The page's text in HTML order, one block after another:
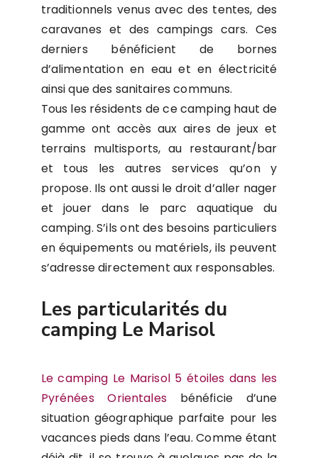
traditionnels venus avec des tentes, des
caravanes et des campings cars. Ces
derniers bénéficient de bornes
d’alimentation en eau et en électricité
ainsi que des sanitaires communs.
Tous les résidents de ce camping haut de
gamme ont accès aux aires de jeux et
terrains multisports, au restaurant/bar
et tous les autres services qu’on y
propose. Ils ont aussi le droit d’aller nager
et jouer dans le parc aquatique du
camping. S’ils ont des besoins particuliers
en équipements ou matériels, ils peuvent
s’adresse directement aux responsables.
Les particularités du
camping Le Marisol
Le camping Le Marisol 5 étoiles dans les
Pyrénées Orientalesbénéficie d’une
situation géographique parfaite pour les
vacances pieds dans l’eau. Comme étant